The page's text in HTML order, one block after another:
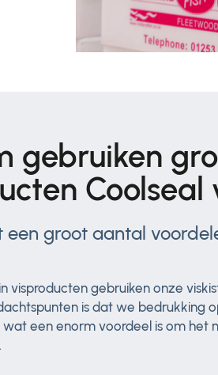
gebruiken
een groot aantal
visproducten gebruiken onze
is dat we bedrukking
wat een enorm voordeel is om